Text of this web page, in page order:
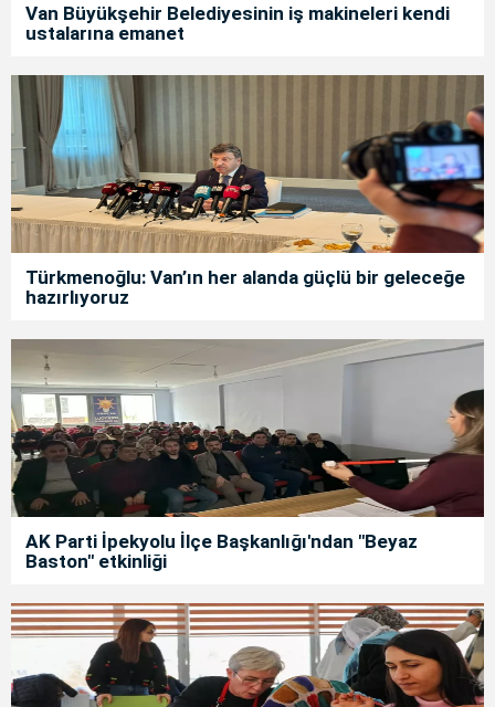
Van Büyükşehir Belediyesinin iş makineleri kendi
ustalarına emanet
Türkmenoğlu: Van’ın her alanda güçlü bir geleceğe
hazırlıyoruz
AK Parti İpekyolu İlçe Başkanlığı'ndan "Beyaz
Baston" etkinliği